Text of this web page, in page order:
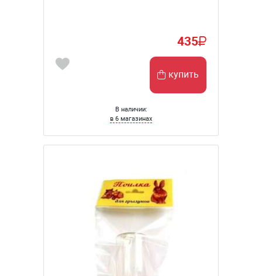
435
купить
В наличии:
в 6 магазинах